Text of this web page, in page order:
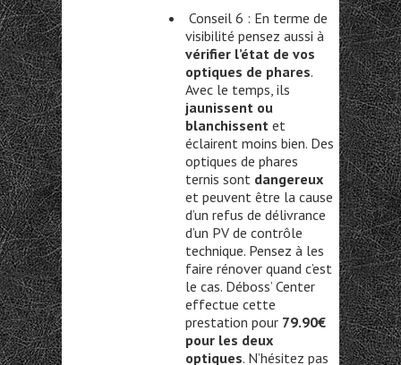
Conseil 6 : En terme de
visibilité pensez aussi à
vérifier l’état de vos
optiques de phares.
Avec le temps, ils
jaunissent ou
blanchissent et
éclairent moins bien. Des
optiques de phares
ternis sont dangereux
et peuvent être la cause
d’un refus de délivrance
d’un PV de contrôle
technique. Pensez à les
faire rénover quand c’est
le cas. Déboss’ Center
effectue cette
prestation pour 79.90€
pour les deux
optiques. N’hésitez pas